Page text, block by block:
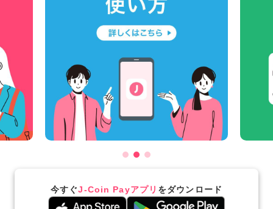
今すぐJ-Coin Payアプリ をダウンロード